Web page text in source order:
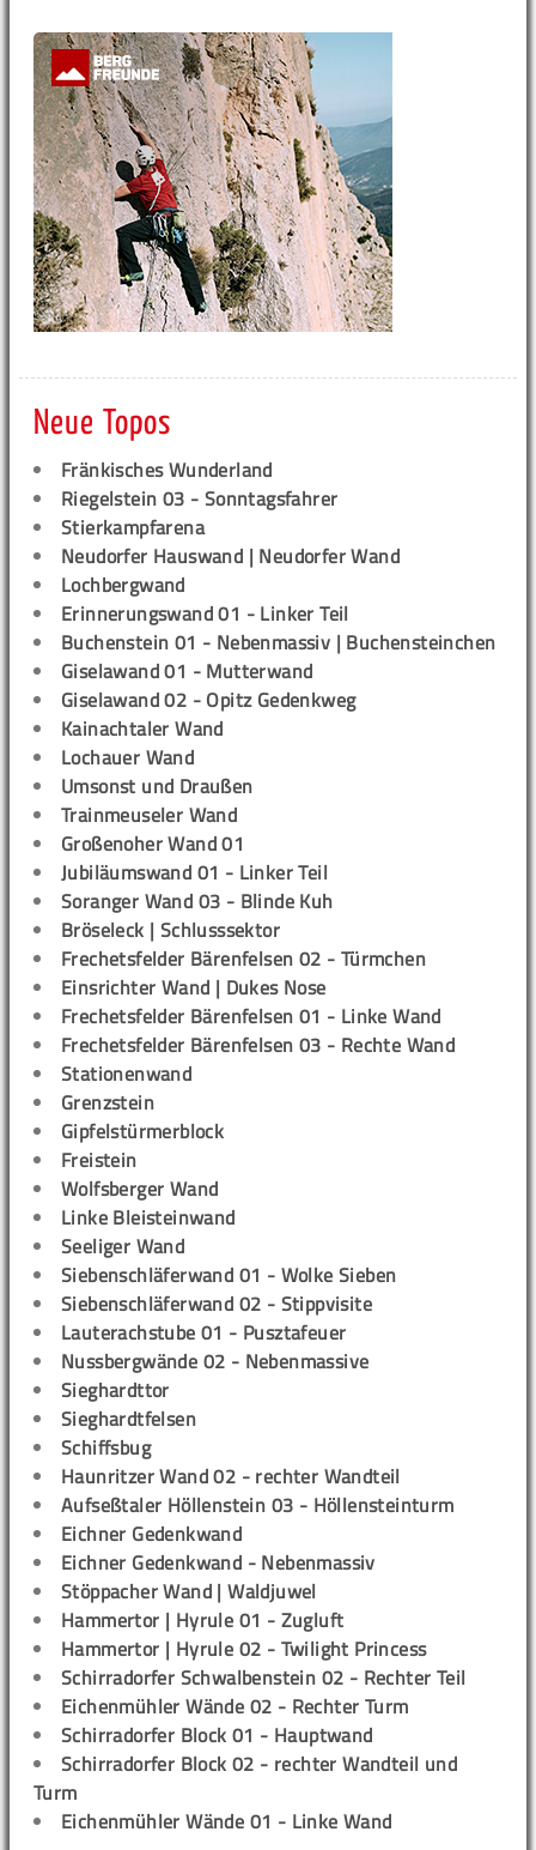
Neue Topos
Fränkisches Wunderland
Riegelstein 03 - Sonntagsfahrer
Stierkampfarena
Neudorfer Hauswand | Neudorfer Wand
Lochbergwand
Erinnerungswand 01 - Linker Teil
Buchenstein 01 - Nebenmassiv | Buchensteinchen
Giselawand 01 - Mutterwand
Giselawand 02 - Opitz Gedenkweg
Kainachtaler Wand
Lochauer Wand
Umsonst und Draußen
Trainmeuseler Wand
Großenoher Wand 01
Jubiläumswand 01 - Linker Teil
Soranger Wand 03 - Blinde Kuh
Bröseleck | Schlusssektor
Frechetsfelder Bärenfelsen 02 - Türmchen
Einsrichter Wand | Dukes Nose
Frechetsfelder Bärenfelsen 01 - Linke Wand
Frechetsfelder Bärenfelsen 03 - Rechte Wand
Stationenwand
Grenzstein
Gipfelstürmerblock
Freistein
Wolfsberger Wand
Linke Bleisteinwand
Seeliger Wand
Siebenschläferwand 01 - Wolke Sieben
Siebenschläferwand 02 - Stippvisite
Lauterachstube 01 - Pusztafeuer
Nussbergwände 02 - Nebenmassive
Sieghardttor
Sieghardtfelsen
Schiffsbug
Haunritzer Wand 02 - rechter Wandteil
Aufseßtaler Höllenstein 03 - Höllensteinturm
Eichner Gedenkwand
Eichner Gedenkwand - Nebenmassiv
Stöppacher Wand | Waldjuwel
Hammertor | Hyrule 01 - Zugluft
Hammertor | Hyrule 02 - Twilight Princess
Schirradorfer Schwalbenstein 02 - Rechter Teil
Eichenmühler Wände 02 - Rechter Turm
Schirradorfer Block 01 - Hauptwand
Schirradorfer Block 02 - rechter Wandteil und
Turm
Eichenmühler Wände 01 - Linke Wand